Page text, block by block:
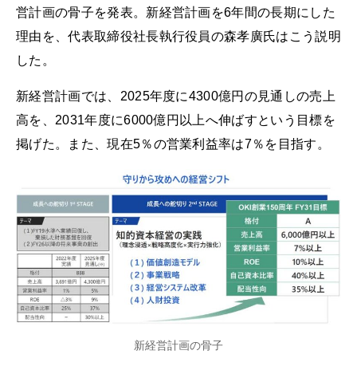
営計画の骨子を発表。新経営計画を6年間の長期にした
理由を、代表取締役社長執行役員の森孝廣氏はこう説明
した。
新経営計画では、2025年度に4300億円の見通しの売上
高を、2031年度に6000億円以上へ伸ばすという目標を
掲げた。また、現在5％の営業利益率は7％を目指す。
新経営計画の骨子